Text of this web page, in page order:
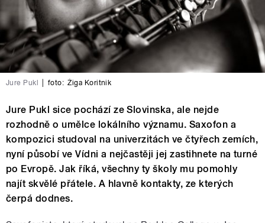
Jure Pukl foto: Žiga Koritnik
Jure Pukl sice pochází ze Slovinska, ale nejde
rozhodně o umělce lokálního významu. Saxofon a
kompozici studoval na univerzitách ve čtyřech zemích,
nyní působí ve Vídni a nejčastěji jej zastihnete na turné
po Evropě. Jak říká, všechny ty školy mu pomohly
najít skvělé přátele. A hlavně kontakty, ze kterých
čerpá dodnes.